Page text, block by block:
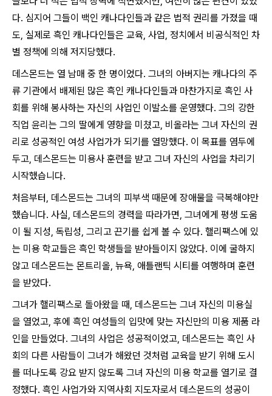
다. 심지어 그들이 백인 캐나다인들과 같은 법적 권리를 가졌을 때
도, 실제로 흑인 캐나다인들은 교육, 사업, 정치에서 비공식적인 차
별 정책에 의해 저지당했다.
데스몬드는 열 남매 중 한 명이었다. 그녀의 아버지는 캐나다의 주
류 기관에서 배제된 많은 흑인 캐나다인들과 마찬가지로 흑인 사
회를 위해 봉사하는 자신의 사업인 이발소를 운영했다. 그의 강한
직업 윤리는 그의 딸에게 영향을 미쳤고, 비올라는 그녀 자신의 권
리로 성공적인 여성 사업가가 되기를 열망했다. 이 목표를 염두에
두고, 데스몬드는 미용사 훈련을 받고 그녀 자신의 사업을 차리기
시작했습니다.
처음부터, 데스몬드는 그녀의 피부색 때문에 장애물을 극복해야만
했습니다. 사실, 데스몬드의 경력을 따라가면, 그녀에게 평생 도움
이 될 지성, 독립성, 그리고 끈기를 쉽게 볼 수 있다. 핼리팩스에 있
는 미용 학교들은 흑인 학생들을 받아들이지 않았다. 이에 굴하지
않고 데스몬드는 몬트리올, 뉴욕, 애틀랜틱 시티를 여행하며 훈련
을 받았다.
그녀가 핼리팩스로 돌아왔을 때, 데스몬드는 그녀 자신의 미용실
을 열었고, 후에 흑인 여성들의 입맛에 맞는 자신만의 미용 제품 라
인을 만들었다. 그녀의 사업은 성공적이었고, 데스몬드는 흑인 사
회의 다른 사람들이 그녀가 해왔던 것처럼 교육을 받기 위해 도시
를 떠나도록 강요 받지 않도록 그녀 자신의 미용 학교를 열기로 결
정했다. 흑인 사업가와 지역사회 지도자로서 데스몬드의 성공이